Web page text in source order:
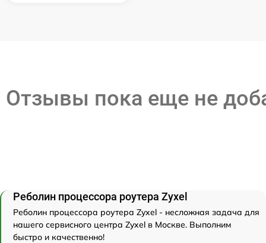
Отзывы пока еще не
Реболин процессора роутера Zyxel
Реболин процессора роутера Zyxel - несложная задача для
нашего сервисного центра Zyxel в Москве. Выполним
быстро и качественно!